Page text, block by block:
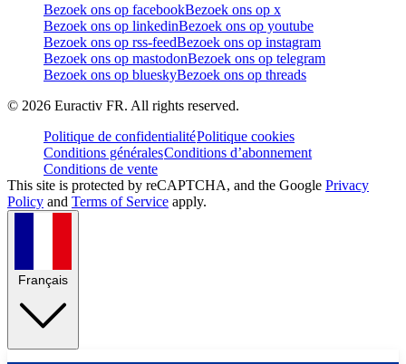
Bezoek ons op facebookBezoek ons op x
Bezoek ons op linkedinBezoek ons op youtube
Bezoek ons op rss-feedBezoek ons op instagram
Bezoek ons op mastodonBezoek ons op telegram
Bezoek ons op blueskyBezoek ons op threads
© 2026 Euractiv FR. All rights reserved.
Politique de confidentialitéPolitique cookies
Conditions généralesConditions d’abonnement
Conditions de vente
This site is protected by reCAPTCHA, and the Google Privacy
Policy and Terms of Service apply.
Français